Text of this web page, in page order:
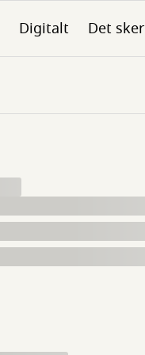
Digitalt Det sker